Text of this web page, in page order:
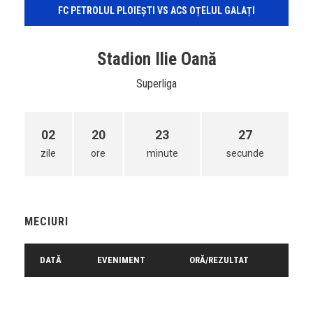
FC PETROLUL PLOIEȘTI VS ACS OȚELUL GALAȚI
Stadion Ilie Oană
Superliga
02
zile
20
ore
23
minute
27
secunde
MECIURI
DATĂ EVENIMENT ORĂ/REZULTAT